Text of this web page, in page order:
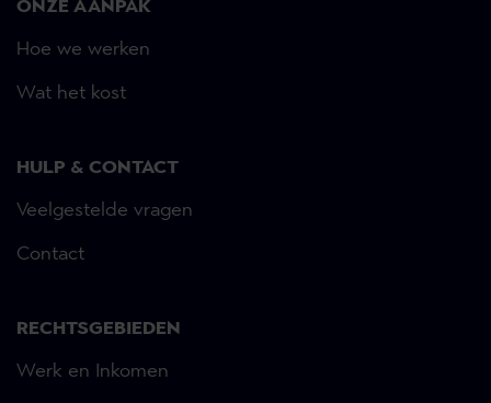
ONZE AANPAK
Hoe we werken
Wat het kost
HULP & CONTACT
Veelgestelde vragen
Contact
RECHTSGEBIEDEN
Werk en Inkomen